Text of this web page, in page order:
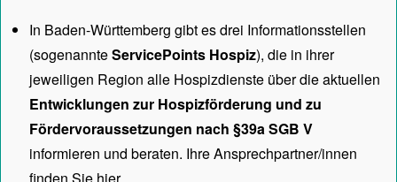
In Baden-Württemberg gibt es drei Informationsstellen
(sogenannteServicePoints Hospiz), die in ihrer
jeweiligen Region alle Hospizdienste über die aktuellen
Entwicklungen zur Hospizförderung und zu
Fördervoraussetzungen nach §39a SGB V
informieren und beraten. Ihre Ansprechpartner/innen